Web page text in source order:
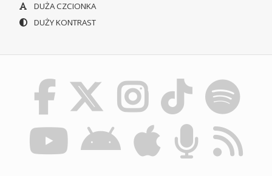
DUŻA CZCIONKA
DUŻY KONTRAST